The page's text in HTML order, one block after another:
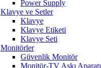
Power Supply
Klavye ve Setler
Klavye
Klavye Etiketi
Klavye Seti
Monitörler
Güvenlik Monitör
Monitör-TV Askı Aparatı